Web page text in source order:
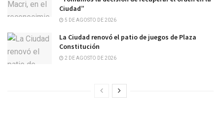
Ciudad”
5 DE AGOSTO DE 2026
La Ciudad renovó el patio de juegos de Plaza
Constitución
2 DE AGOSTO DE 2026